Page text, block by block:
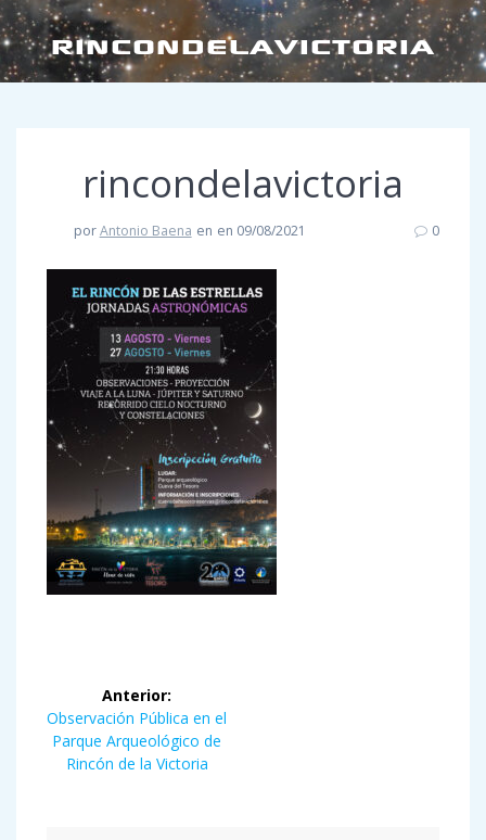
RINCONDELAVICTORIA
rincondelavictoria
porAntonio Baena en en 09/08/2021 0
Navegación
de
entradas
Anterior:
Entrada
anterior:
Observación Pública en el
Parque Arqueológico de
Rincón de la Victoria